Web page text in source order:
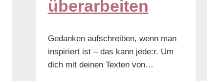
überarbeiten
Gedanken aufschreiben, wenn man
inspiriert ist – das kann jede:r. Um
dich mit deinen Texten von…